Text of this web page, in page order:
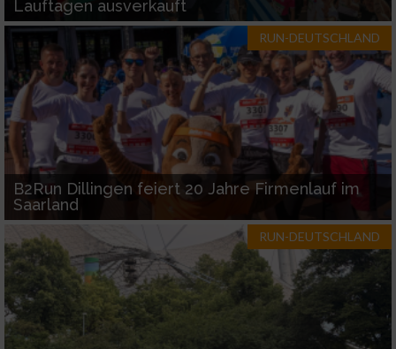
Lauftagen ausverkauft
RUN-DEUTSCHLAND
B2Run Dillingen feiert 20 Jahre Firmenlauf im
Saarland
RUN-DEUTSCHLAND
Entwicklung und Verbesserung der Angebote
Verwendung reduzierter Daten zur Auswahl
von Inhalten
IAB-Besonderheiten:
Verwendung genauer Standortdaten
Geräte anhand von aktiv angeforderten
Informationen identifizieren
Nicht-IAB-Verarbeitungszwecke:
Notwendig
Performance